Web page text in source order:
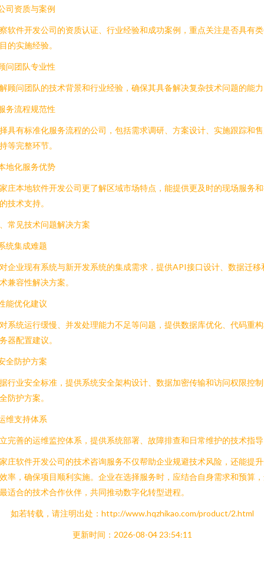
司资质与案例
软件开发公司的资质认证、行业经验和成功案例，重点关注是否具有
的实施经验。
问团队专业性
顾问团队的技术背景和行业经验，确保其具备解决复杂技术问题的能
务流程规范性
具有标准化服务流程的公司，包括需求调研、方案设计、实施跟踪和
等完整环节。
地化服务优势
庄本地软件开发公司更了解区域市场特点，能提供更及时的现场服务
技术支持。
常见技术问题解决方案
统集成难题
企业现有系统与新开发系统的集成需求，提供API接口设计、数据迁移
兼容性解决方案。
能优化建议
系统运行缓慢、并发处理能力不足等问题，提供数据库优化、代码重
器配置建议。
全防护方案
行业安全标准，提供系统安全架构设计、数据加密传输和访问权限控
防护方案。
维支持体系
完善的运维监控体系，提供系统部署、故障排查和日常维护的技术指
庄软件开发公司的技术咨询服务不仅帮助企业规避技术风险，还能提
率，确保项目顺利实施。企业在选择服务时，应结合自身需求和预算
适合的技术合作伙伴，共同推动数字化转型进程。
如若转载，请注明出处：http://www.hqzhikao.com/product/2.html
更新时间：2026-08-04 23:54:11